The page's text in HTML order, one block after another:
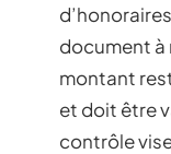
document à
montant
et doit être
contrôle